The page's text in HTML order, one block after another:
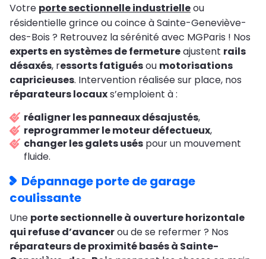
Votre porte sectionnelle industrielleou
résidentielle grince ou coince à Sainte-Geneviève-
des-Bois ? Retrouvez la sérénité avec MGParis ! Nos
experts en systèmes de fermetureajustent rails
désaxés, ressorts fatiguésou motorisations
capricieuses. Intervention réalisée sur place, nos
réparateurs locauxs’emploient à :
réaligner les panneaux désajustés,
reprogrammer le moteur défectueux,
changer les galets usés pour un mouvement
fluide.
Dépannage porte de garage
coulissante
Une porte sectionnelle à ouverture horizontale
qui refuse d’avancerou de se refermer ? Nos
réparateurs de proximité basés à Sainte-